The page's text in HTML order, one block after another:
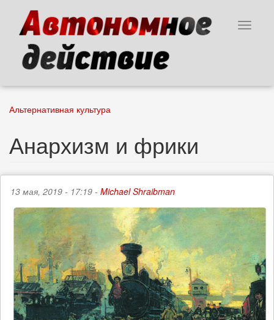
основному
содержанию
Toggle
Альтернативная культура
Анархизм и фрики
13 мая, 2019 - 17:19 - Michael Shraibman